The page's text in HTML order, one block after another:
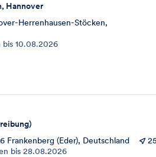
Hannover
Herrenhausen-Stöcken,
bis 10.08.2026
Frankenberg (Eder), Deutschland
bis 28.08.2026